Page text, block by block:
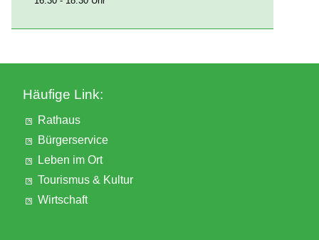
Häufige Link:
Rathaus
Bürgerservice
Leben im Ort
Tourismus & Kultur
Wirtschaft